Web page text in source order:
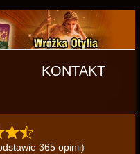
KONTAKT
365 opinii)